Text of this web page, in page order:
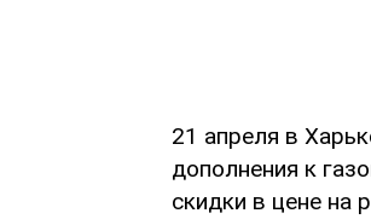
21 апреля в
дополнения к
скидки в цене на